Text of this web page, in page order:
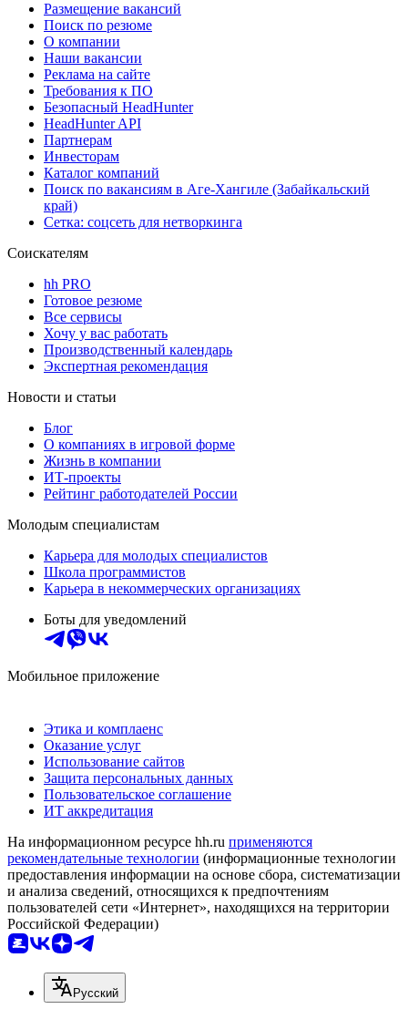
Размещение вакансий
Поиск по резюме
О компании
Наши вакансии
Реклама на сайте
Требования к ПО
Безопасный HeadHunter
HeadHunter API
Партнерам
Инвесторам
Каталог компаний
Поиск по вакансиям в Аге-Хангиле (Забайкальский
край)
Сетка: соцсеть для нетворкинга
Соискателям
hh PRO
Готовое резюме
Все сервисы
Хочу у вас работать
Производственный календарь
Экспертная рекомендация
Новости и статьи
Блог
О компаниях в игровой форме
Жизнь в компании
ИТ-проекты
Рейтинг работодателей России
Молодым специалистам
Карьера для молодых специалистов
Школа программистов
Карьера в некоммерческих организациях
Боты для уведомлений
Мобильное приложение
Этика и комплаенс
Оказание услуг
Использование сайтов
Защита персональных данных
Пользовательское соглашение
ИТ аккредитация
На информационном ресурсе hh.ru применяются
рекомендательные технологии (информационные технологии
предоставления информации на основе сбора, систематизации
и анализа сведений, относящихся к предпочтениям
пользователей сети «Интернет», находящихся на территории
Российской Федерации)
Русский